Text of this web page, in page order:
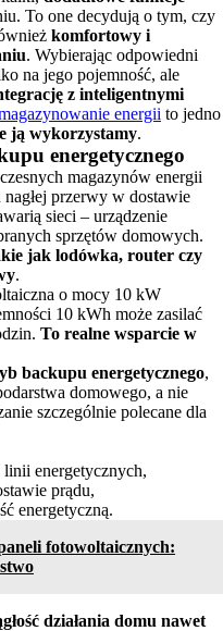
To one decydują o tym, czy
komfortowy i
. Wybierając odpowiedni
na jego pojemność, ale
z inteligentnymi
energii to jedno
ją wykorzystamy.
energetycznego
magazynów energii
przerwy w dostawie
sieci – urządzenie
sprzętów domowych.
jak lodówka, router czy
.
o mocy 10 kW
10 kWh może zasilać
To realne wsparcie w
backupu energetycznego,
domowego, a nie
szczególnie polecane dla
energetycznych,
prądu,
energetyczną.
fotowoltaicznych:
działania domu nawet